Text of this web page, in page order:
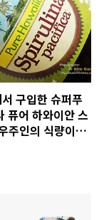
구입한 슈퍼푸
퓨어 하와이안 스
주인의 식량이라